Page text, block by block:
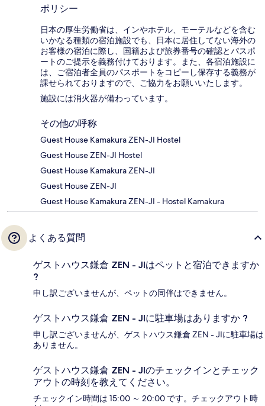
ポリシー
日本の厚生労働省は、インやホテル、モーテルなどを含む
いかなる種類の宿泊施設でも、日本に​居住してない海外の
お客様の宿泊に際し、国籍および旅券番号の確認とパスポ
ートのご提示を義務付け​ております。また、各宿泊施設に
は、ご宿泊者全員のパスポートをコピーし保存する義務が
課せられておりますの​で、ご協力をお願いいたします。
施設には消火器が備わっています。
その他の呼称
Guest House Kamakura ZEN-JI Hostel
Guest House ZEN-JI Hostel
Guest House Kamakura ZEN-JI
Guest House ZEN-JI
Guest House Kamakura ZEN-JI - Hostel Kamakura
よくある質問
ゲストハウス鎌倉 ZEN - JIはペットと宿泊できますか
?
申し訳ございませんが、ペットの同伴はできません。
ゲストハウス鎌倉 ZEN - JIに駐車場はありますか ?
申し訳ございませんが、ゲストハウス鎌倉 ZEN - JIに駐車場は
ありません。
ゲストハウス鎌倉 ZEN - JIのチェックインとチェック
アウトの時刻を教えてください。
チェックイン時間は 15:00 ～ 20:00 です。チェックアウト時